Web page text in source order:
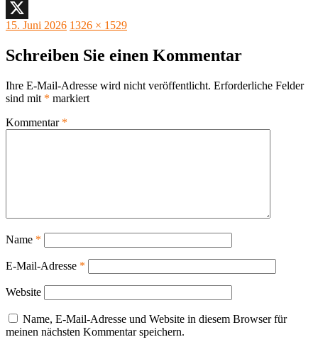
Facebook
X
Veröffentlicht
15. Juni 2026 Originalgröße
1326 × 1529
Schreiben Sie einen Kommentar
Ihre E-Mail-Adresse wird nicht veröffentlicht. Erforderliche Felder
sind mit * markiert
Kommentar *
Name *
E-Mail-Adresse *
Website
Name, E-Mail-Adresse und Website in diesem Browser für
meinen nächsten Kommentar speichern.